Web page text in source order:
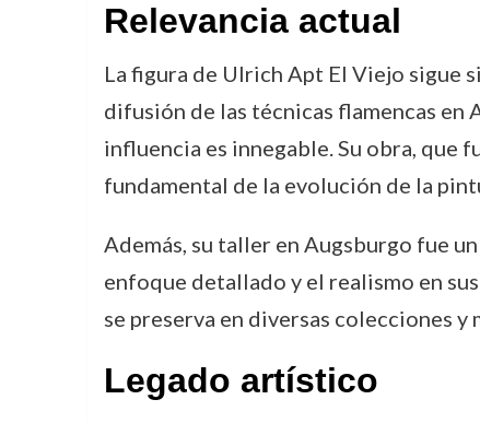
Relevancia actual
La figura de Ulrich Apt El Viejo sigue
difusión de las técnicas flamencas en
influencia es innegable. Su obra, que
fundamental de la evolución de la
Además, su taller en Augsburgo fue
enfoque detallado y el realismo en
se preserva en diversas colecciones y
Legado artístico